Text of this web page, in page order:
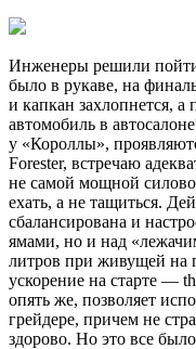
Инженеры решили пойти
было в рукаве, на
и капкан захлопнется, а
автомобиль в
у «Короллы»,
Forester, встречаю
не самой мощной
ехать, а не тащиться.
сбалансирована и
ямами, но и над
литров при живущей на
ускорение на старте —
опять же, позволяет
грейдере, причем не
здорово. Но это все